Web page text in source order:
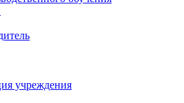
учреждения